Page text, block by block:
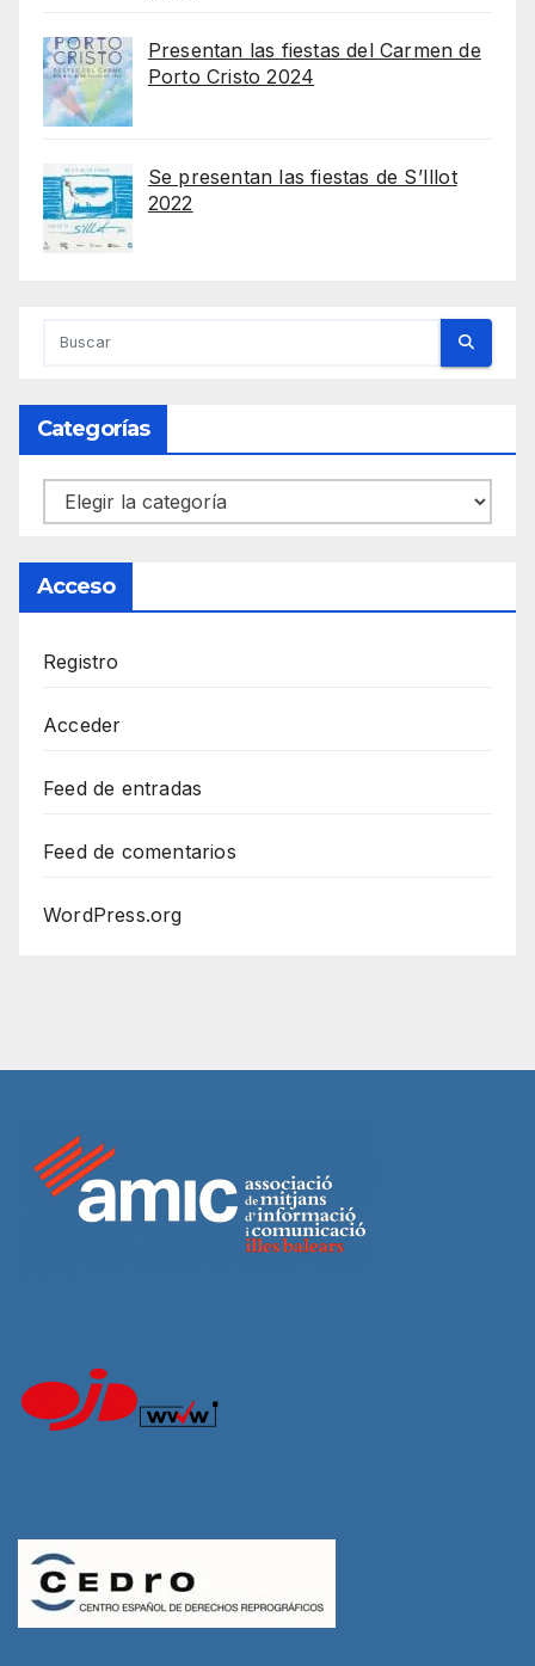
Presentan las fiestas del Carmen de
Porto Cristo 2024
Se presentan las fiestas de S’Illot
2022
Categorías
Categorías
Acceso
Registro
Acceder
Feed de entradas
Feed de comentarios
WordPress.org